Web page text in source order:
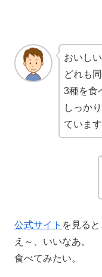
おいしい
どれも
3種を食
しっか
ています
公式サイト を見る
え～、いいなあ。
食べてみたい。